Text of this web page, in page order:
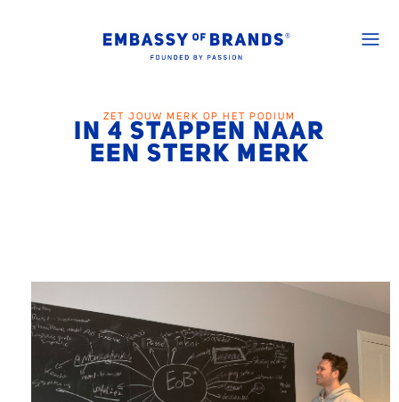
ZET JOUW MERK OP HET PODIUM
IN 4 STAPPEN NAAR
EEN STERK MERK